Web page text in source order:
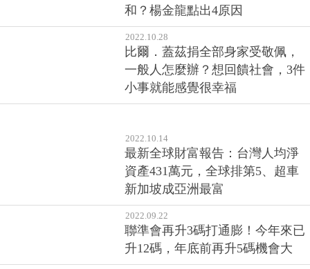
和？楊金龍點出4原因
2022.10.28
比爾．蓋茲捐全部身家受敬佩，
一般人怎麼辦？想回饋社會，3件
小事就能感覺很幸福
2022.10.14
最新全球財富報告：台灣人均淨
資產431萬元，全球排第5、超車
新加坡成亞洲最富
2022.09.22
聯準會再升3碼打通膨！今年來已
升12碼，年底前再升5碼機會大